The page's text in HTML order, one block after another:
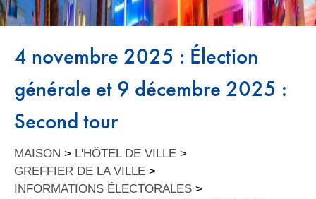
4 novembre 2025 : Élection
générale et 9 décembre 2025 :
Second tour
MAISON > L'HÔTEL DE VILLE >
GREFFIER DE LA VILLE >
INFORMATIONS ÉLECTORALES >